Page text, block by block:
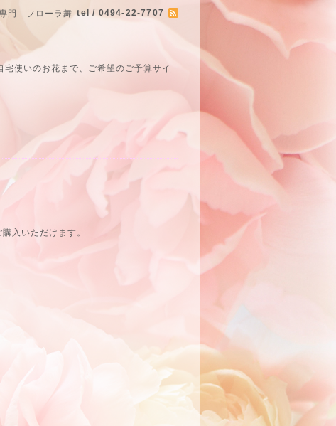
門 フローラ舞 tel / 0494-22-7707
使いのお花まで、ご希望のご予算サイ
入いただけます。